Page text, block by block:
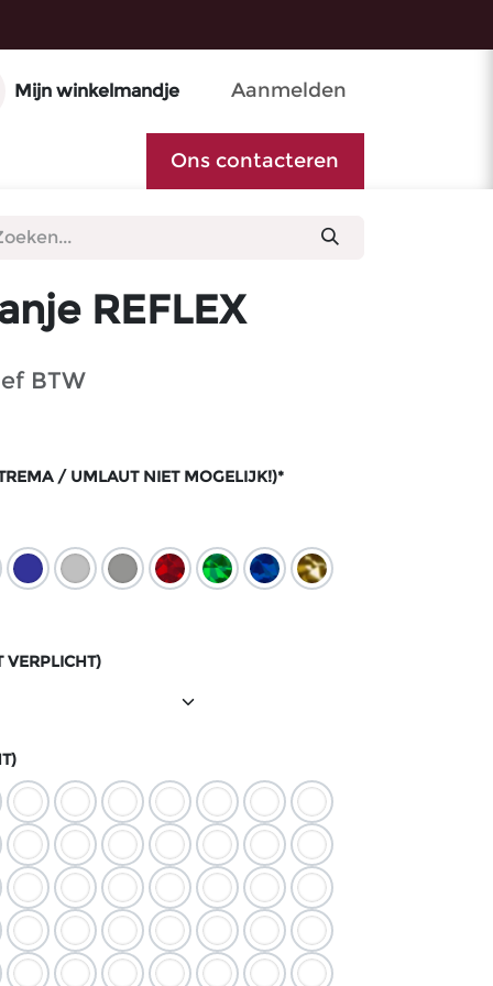
Mijn winkelmandje Aanmelden
Ons contacteren
REFLEX
BTW
/ UMLAUT NIET MOGELIJK!)*
VERPLICHT)